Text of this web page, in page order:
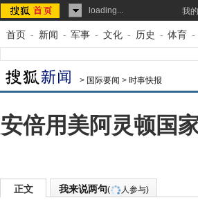
loading... 我
首页 - 新闻 - 军事 - 文化 - 历史 - 体育 -
> 国际要闻 > 时事快报
安倍用美阿灵顿国
正文 我来说两句( 人参与)